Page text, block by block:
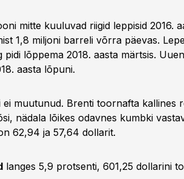
mitte kuuluvad riigid leppisid 2016.
1,8 miljoni barreli võrra päevas.
lõppema 2018. aasta märtsis.
aasta lõpuni.
muutunud. Brenti toornafta kallines
nädala lõikes odavnes kumbki
62,94 ja 57,64 dollarit.
langes 5,9 protsenti, 601,25 dollarini